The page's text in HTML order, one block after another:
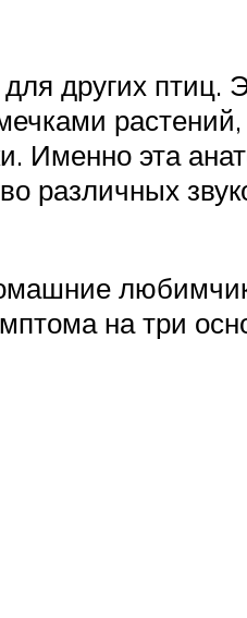
других птиц.
Именно эта
различных
на три